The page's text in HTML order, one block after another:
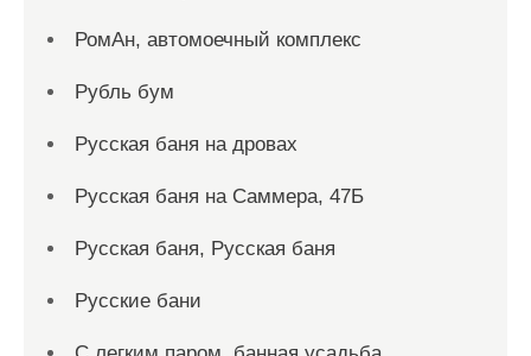
РомАн, автомоечный комплекс
Рубль бум
Русская баня на дровах
Русская баня на Саммера, 47Б
Русская баня, Русская баня
Русские бани